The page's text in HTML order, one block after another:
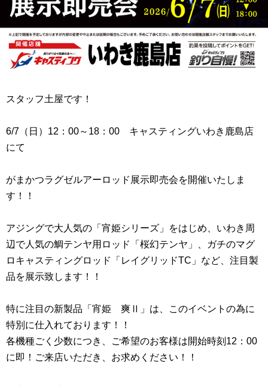
スタッフ土屋です！
6/7（日）12：00～18：00 キャスティングいわき鹿島店
にて
がまかつラグゼルアーロッド展示即売会を開催いたしま
す！！
アジングで大人気の「宵姫シリーズ」をはじめ、いわき周
辺で人気の鯛テンヤ用ロッド「桜幻テンヤ」、ガチのマグ
ロキャスティングロッド「レイグリッドTC」など、注目製
品を展示致します！！
特に注目の新製品「宵姫 爽Ⅱ」は、このイベントの為に
特別に仕入れております！！
各機種ごく少数につき、ご希望のお客様は開始時刻12：00
に即！ご来店いただき、お求めください！！